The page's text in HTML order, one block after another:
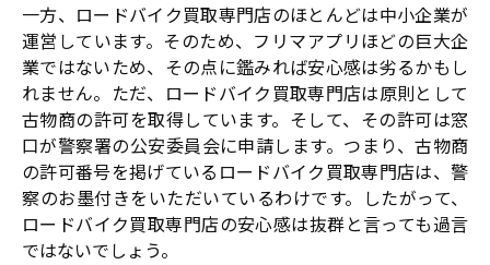
一方、ロードバイク買取専門店のほとんどは中小企業が
運営しています。そのため、フリマアプリほどの巨大企
業ではないため、その点に鑑みれば安心感は劣るかもし
れません。ただ、ロードバイク買取専門店は原則として
古物商の許可を取得しています。そして、その許可は窓
口が警察署の公安委員会に申請します。つまり、古物商
の許可番号を掲げているロードバイク買取専門店は、警
察のお墨付きをいただいているわけです。したがって、
ロードバイク買取専門店の安心感は抜群と言っても過言
ではないでしょう。